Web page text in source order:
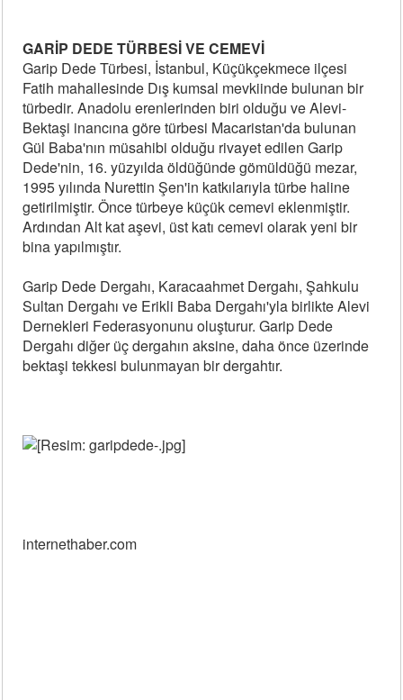
GARİP DEDE TÜRBESİ VE CEMEVİ
Garip Dede Türbesi, İstanbul, Küçükçekmece ilçesi
Fatih mahallesinde Dış kumsal mevkiinde bulunan bir
türbedir. Anadolu erenlerinden biri olduğu ve Alevi-
Bektaşi inancına göre türbesi Macaristan'da bulunan
Gül Baba'nın müsahibi olduğu rivayet edilen Garip
Dede'nin, 16. yüzyılda öldüğünde gömüldüğü mezar,
1995 yılında Nurettin Şen'in katkılarıyla türbe haline
getirilmiştir. Önce türbeye küçük cemevi eklenmiştir.
Ardından Alt kat aşevi, üst katı cemevi olarak yeni bir
bina yapılmıştır.
Garip Dede Dergahı, Karacaahmet Dergahı, Şahkulu
Sultan Dergahı ve Erikli Baba Dergahı'yla birlikte Alevi
Dernekleri Federasyonunu oluşturur. Garip Dede
Dergahı diğer üç dergahın aksine, daha önce üzerinde
bektaşi tekkesi bulunmayan bir dergahtır.
internethaber.com